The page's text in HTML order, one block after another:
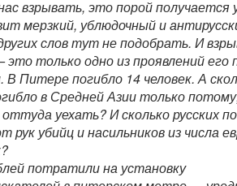
взрывать, это порой получается
мерзкий, ублюдочный и
слов тут не подобрать. И
только одно из проявлений его
Питере погибло 14 человек. А
в Средней Азии только
уехать? И сколько русских
рук убийц и насильников из числа
потратили на установку